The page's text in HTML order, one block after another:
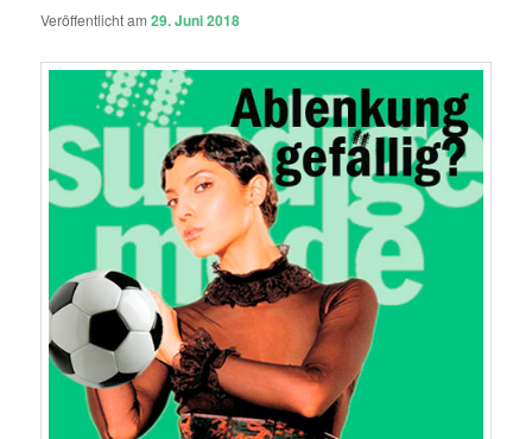
Veröffentlicht am29. Juni 2018